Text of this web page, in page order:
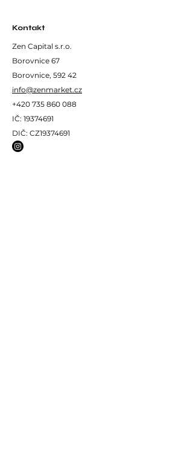
Kontakt
Zen Capital s.r.o.
Borovnice 67
Borovnice, 592 42
info@zenmarket.cz
+420 735 860 088
IČ: 19374691
DIČ: CZ19374691